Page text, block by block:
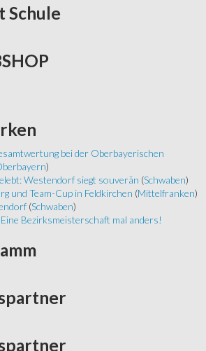
Schule
bei der Oberbayerischen
)
Westendorf siegt souverän (Schwaben)
und Team-Cup in Feldkirchen (Mittelfranken)
(Schwaben)
Bezirksmeisterschaft mal anders!